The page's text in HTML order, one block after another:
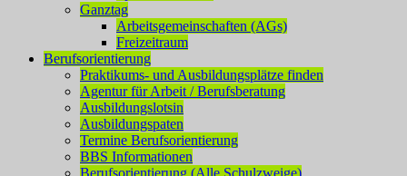
Ganztag
Arbeitsgemeinschaften (AGs)
Freizeitraum
Berufsorientierung
Praktikums- und Ausbildungsplätze finden
Agentur für Arbeit / Berufsberatung
Ausbildungslotsin
Ausbildungspaten
Termine Berufsorientierung
BBS Informationen
Berufsorientierung (Alle Schulzweige)